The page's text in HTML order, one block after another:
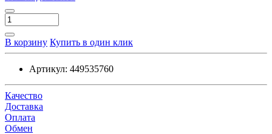
В корзину Купить в один клик
Артикул: 449535760
Качество
Доставка
Оплата
Обмен